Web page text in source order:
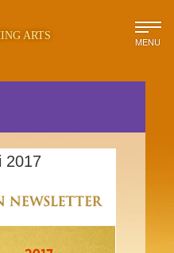
ARTS MENU
2017